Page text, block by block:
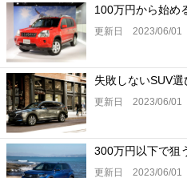
100万円から始め
更新日 2023/06/01
失敗しないSUV
更新日 2023/06/01
300万円以下で狙
更新日 2023/06/01